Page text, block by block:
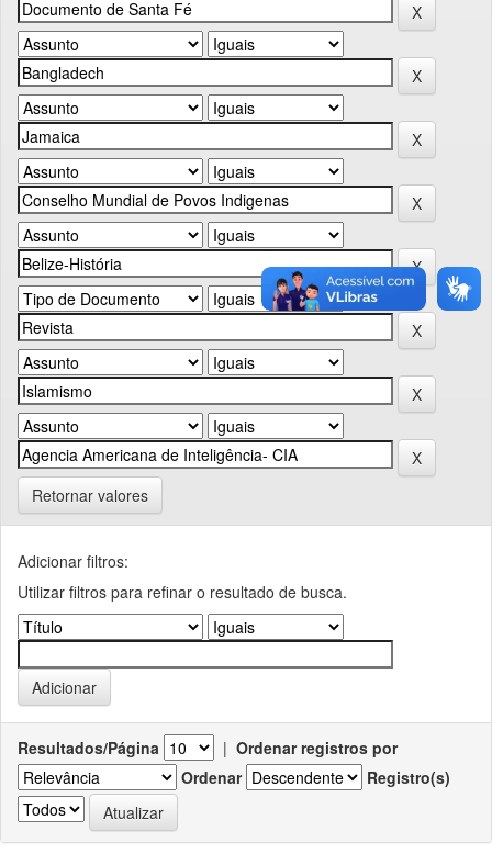
Retornar valores
Adicionar filtros:
Utilizar filtros para refinar o resultado de busca.
Resultados/Página | Ordenar registros por
Ordenar
Registro(s)